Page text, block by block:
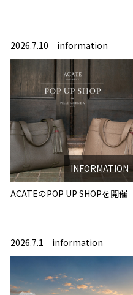
2026.7.10 information
INFORMATION
ACATEのPOP UP SHOPを開催
2026.7.1 information